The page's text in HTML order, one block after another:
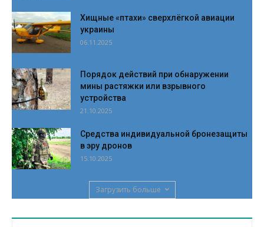
Хищные «птахи» сверхлёгкой авиации
украины
06.11.2025
Порядок действий при обнаружении
мины растяжки или взрывного
устройства
21.10.2025
Средства индивидуальной бронезащиты
в эру дронов
15.10.2025
Загрузить больше